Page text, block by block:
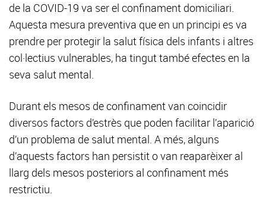
de la COVID-19 va ser el confinament domiciliari.
Aquesta mesura preventiva que en un principi es va
prendre per protegir la salut física dels infants i altres
col·lectius vulnerables, ha tingut també efectes en la
seva salut mental.
Durant els mesos de confinament van coincidir
diversos factors d’estrès que poden facilitar l’aparició
d’un problema de salut mental. A més, alguns
d’aquests factors han persistit o van reaparèixer al
llarg dels mesos posteriors al confinament més
restrictiu.